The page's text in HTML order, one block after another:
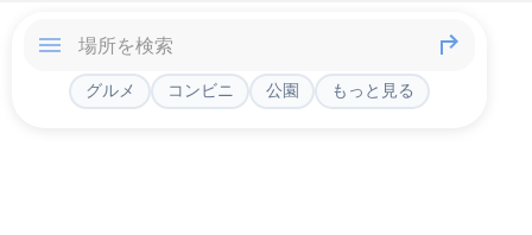
グルメ コンビニ 公園 もっと見る